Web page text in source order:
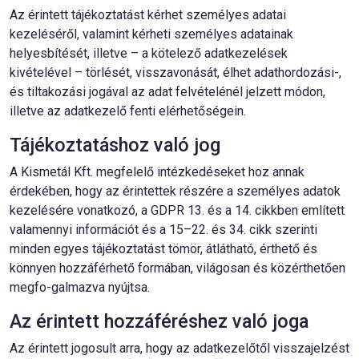
Az érintett tájékoztatást kérhet személyes adatai
kezeléséről, valamint kérheti személyes adatainak
helyesbítését, illetve – a kötelező adatkezelések
kivételével – törlését, visszavonását, élhet adathordozási-,
és tiltakozási jogával az adat felvételénél jelzett módon,
illetve az adatkezelő fenti elérhetőségein.
Tájékoztatáshoz való jog
A Kismetál Kft. megfelelő intézkedéseket hoz annak
érdekében, hogy az érintettek részére a személyes adatok
kezelésére vonatkozó, a GDPR 13. és a 14. cikkben említett
valamennyi információt és a 15–22. és 34. cikk szerinti
minden egyes tájékoztatást tömör, átlátható, érthető és
könnyen hozzáférhető formában, világosan és közérthetően
megfo-galmazva nyújtsa.
Az érintett hozzáféréshez való joga
Az érintett jogosult arra, hogy az adatkezelőtől visszajelzést